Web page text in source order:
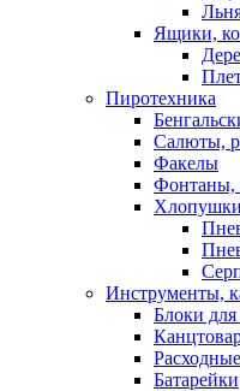
Ящики,
Пиротехника
Салюты,
Факелы
Фонтаны,
Инструменты,
Блоки для
Батарейки